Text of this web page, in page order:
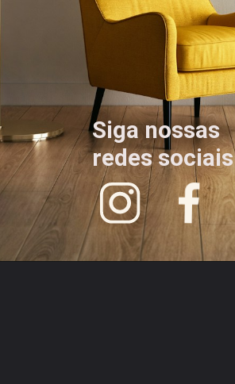
Siga nossas
redes sociais